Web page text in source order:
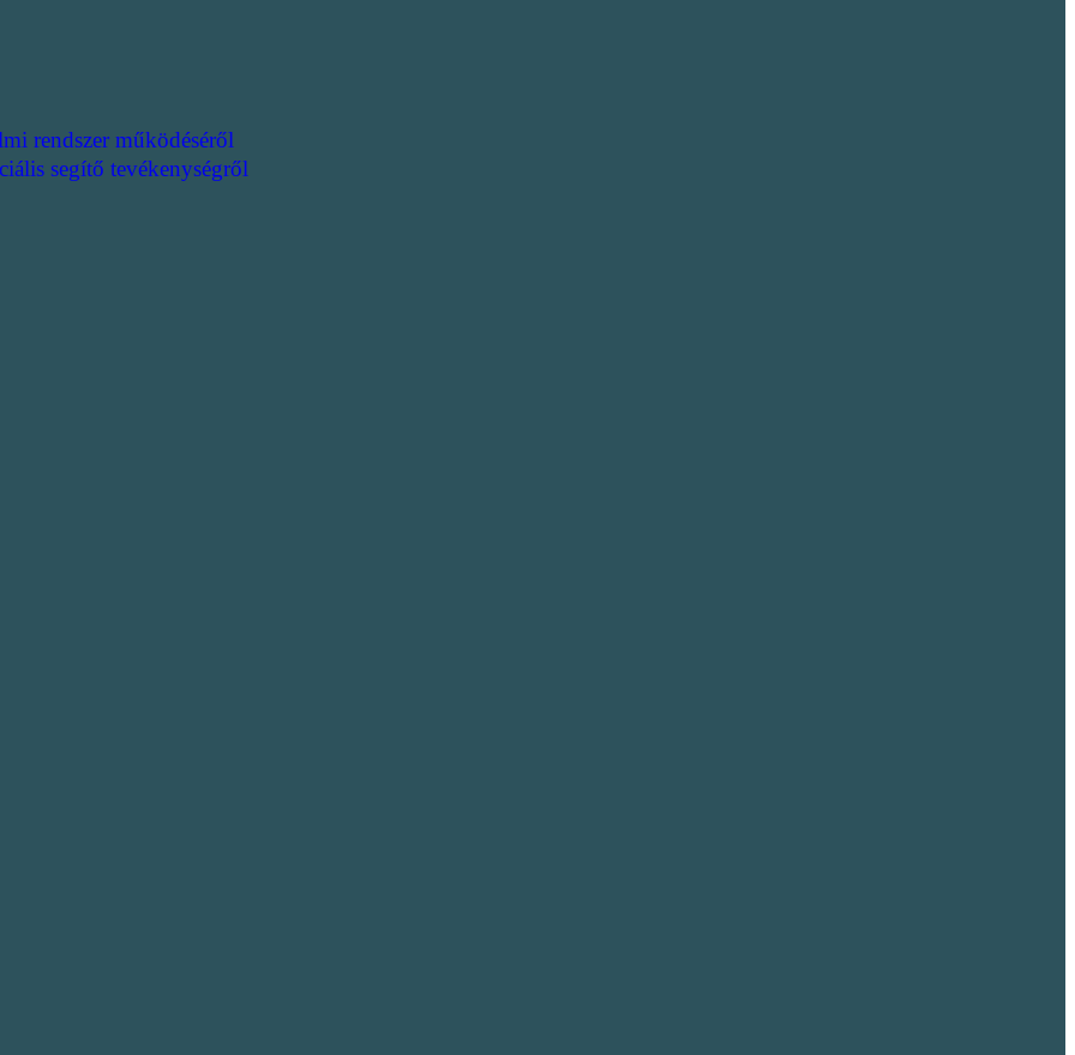
rendszer működéséről
segítő tevékenységről